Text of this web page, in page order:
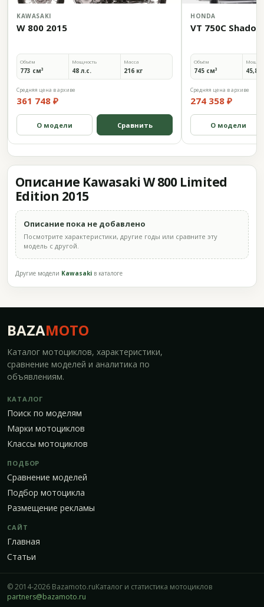
KAWASAKI
W 800 2015
Объём
773 см³
Мощность
48 л.с.
Масса
216 кг
Средняя цена в архиве
361 748 ₽
О модели Сравнить
HONDA
VT 750C
Объём
745 см³ 45,8
Средняя цена в архиве
274 358 ₽
О модели
Описание Kawasaki W 800 Limited
Edition 2015
Описание пока не добавлено
Посмотрите характеристики, другие годы или сравните эту
модель с другой.
Другие модели Kawasaki в каталоге
BAZAMOTO
Каталог мотоциклов, характеристики,
сравнение моделей и аналитика по
объявлениям.
КАТАЛОГ
Поиск по моделям
Марки мотоциклов
Классы мотоциклов
ПОДБОР
Сравнение моделей
Подбор мотоцикла
Размещение рекламы
САЙТ
Главная
Статьи
© 2014-2026 Bazamoto.ruКаталог и статистика мотоциклов
partners@bazamoto.ru